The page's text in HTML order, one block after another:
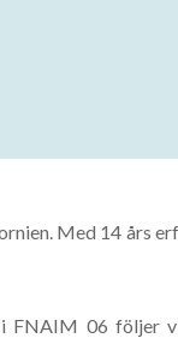
Med 14 års
06 följer